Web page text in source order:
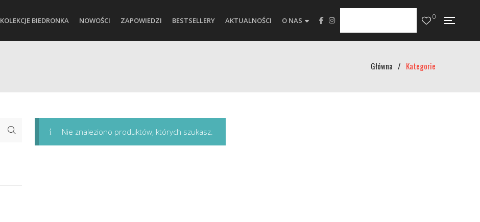
KOLEKCJE BIEDRONKA NOWOŚCI ZAPOWIEDZI BESTSELLERY AKTUALNOŚCI O NAS 0
Główna / Kategorie
Nie znaleziono produktów, których szukasz.